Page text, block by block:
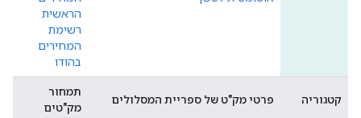
הראשית
רשימת
המחירים
בהודו
קטגוריה פרטי מק"ט של ספריית המסלולים
תמחור
מק"טים